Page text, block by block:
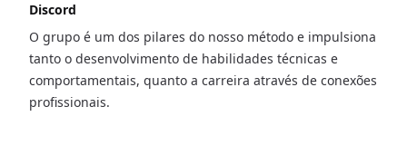
Discord
O grupo é um dos pilares do nosso método e impulsiona
tanto o desenvolvimento de habilidades técnicas e
comportamentais, quanto a carreira através de conexões
profissionais.